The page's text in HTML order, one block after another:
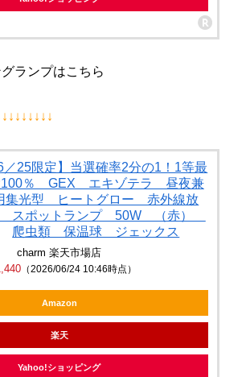
ランプはこちら
6／25限定】当選確率2分の1！1等最
100％ GEX エキゾテラ 昼夜兼
集光型 ヒートグロー 赤外線放
スポットランプ 50W （赤）
爬虫類 保温球 ジェックス
charm 楽天市場店
（2026/06/24 10:46時点）
Amazon
楽天
Yahoo!ショッピング